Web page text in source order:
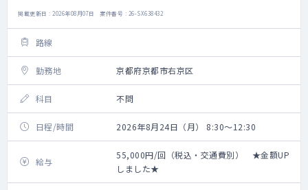
掲載更新日 : 2026年08月07日 案件番号 : 26-SX638432
路線
勤務地 京都府京都市右京区
科目 不問
日程/時間 2026年8月24日（月） 8:30～12:30
給与
55,000円/回（税込・交通費別） ★金額UP
しました★